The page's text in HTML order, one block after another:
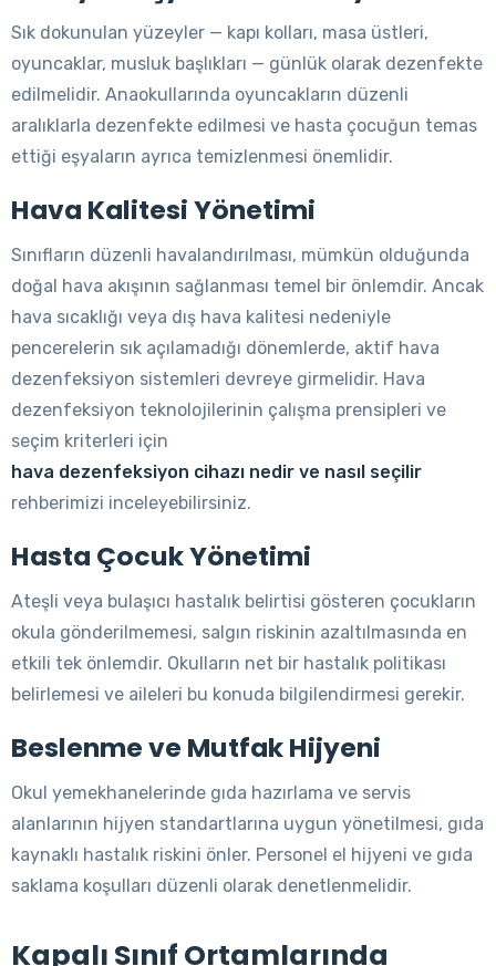
Sık dokunulan yüzeyler — kapı kolları, masa üstleri,
oyuncaklar, musluk başlıkları — günlük olarak dezenfekte
edilmelidir. Anaokullarında oyuncakların düzenli
aralıklarla dezenfekte edilmesi ve hasta çocuğun temas
ettiği eşyaların ayrıca temizlenmesi önemlidir.
Hava Kalitesi Yönetimi
Sınıfların düzenli havalandırılması, mümkün olduğunda
doğal hava akışının sağlanması temel bir önlemdir. Ancak
hava sıcaklığı veya dış hava kalitesi nedeniyle
pencerelerin sık açılamadığı dönemlerde, aktif hava
dezenfeksiyon sistemleri devreye girmelidir. Hava
dezenfeksiyon teknolojilerinin çalışma prensipleri ve
seçim kriterleri için
hava dezenfeksiyon cihazı nedir ve nasıl seçilir
rehberimizi inceleyebilirsiniz.
Hasta Çocuk Yönetimi
Ateşli veya bulaşıcı hastalık belirtisi gösteren çocukların
okula gönderilmemesi, salgın riskinin azaltılmasında en
etkili tek önlemdir. Okulların net bir hastalık politikası
belirlemesi ve aileleri bu konuda bilgilendirmesi gerekir.
Beslenme ve Mutfak Hijyeni
Okul yemekhanelerinde gıda hazırlama ve servis
alanlarının hijyen standartlarına uygun yönetilmesi, gıda
kaynaklı hastalık riskini önler. Personel el hijyeni ve gıda
saklama koşulları düzenli olarak denetlenmelidir.
Kapalı Sınıf Ortamlarında